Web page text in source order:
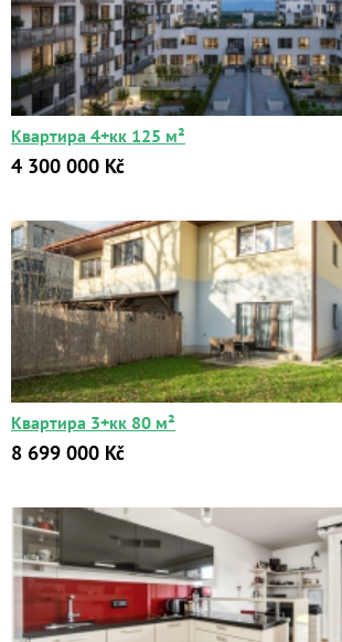
Цена:
от
до
Kč
Расширенный поиск
Квартира 4+кк 125 м²
4 300 000 Kč
Квартира 3+кк 80 м²
8 699 000 Kč